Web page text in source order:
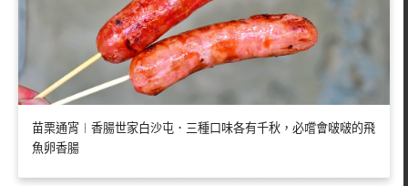
苗栗通宵︱香腸世家白沙屯．三種口味各有千秋，必嚐會啵啵的飛
魚卵香腸